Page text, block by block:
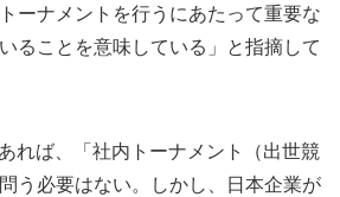
ーナメントを行うにあたって重要な
ることを意味している」と指摘して
れば、「社内トーナメント（出世競
う必要はない。しかし、日本企業が